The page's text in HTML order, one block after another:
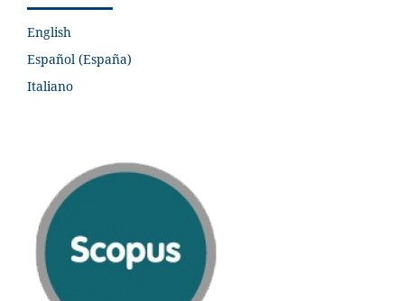
English
Español (España)
Italiano